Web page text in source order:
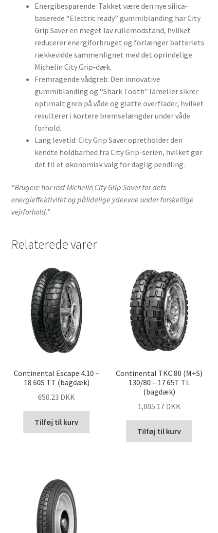
Energibesparende: Takket være den nye silica-
baserede “Electric ready” gummiblanding har City
Grip Saver en meget lav rullemodstand, hvilket
reducerer energiforbruget og forlænger batteriets
rækkevidde sammenlignet med det oprindelige
Michelin City Grip-dæk.
Fremragende vådgreb: Den innovative
gummiblanding og “Shark Tooth” lameller sikrer
optimalt greb på våde og glatte overflader, hvilket
resulterer i kortere bremselængder under våde
forhold.
Lang levetid: City Grip Saver opretholder den
kendte holdbarhed fra City Grip-serien, hvilket gør
det til et økonomisk valg for daglig pendling.
“Brugere har rost Michelin City Grip Saver for dets
energieffektivitet og pålidelige ydeevne under forskellige
vejrforhold.”
Relaterede varer
Continental Escape 4.10 –
18 60S TT (bagdæk)
650.23 DKK
Tilføj til kurv
Continental TKC 80 (M+S)
130/80 – 17 65T TL
(bagdæk)
1,005.17 DKK
Tilføj til kurv